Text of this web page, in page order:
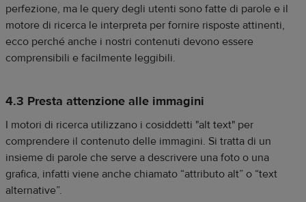
perfezione, ma le query degli utenti sono fatte di parole e il
motore di ricerca le interpreta per fornire risposte attinenti,
ecco perché anche i nostri contenuti devono essere
comprensibili e facilmente leggibili.
4.3 Presta attenzione alle immagini
I motori di ricerca utilizzano i cosiddetti "alt text" per
comprendere il contenuto delle immagini. Si tratta di un
insieme di parole che serve a descrivere una foto o una
grafica, infatti viene anche chiamato “attributo alt” o “text
alternative”.